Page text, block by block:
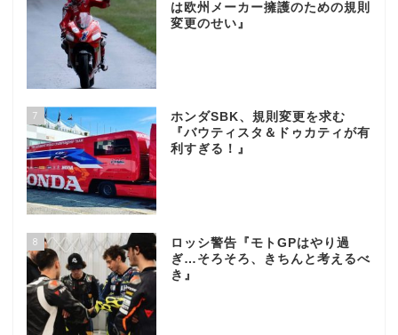
は欧州メーカー擁護のための規則
変更のせい』
7
ホンダSBK、規則変更を求む
『バウティスタ＆ドゥカティが有
利すぎる！』
8
ロッシ警告『モトGPはやり過
ぎ…そろそろ、きちんと考えるべ
き』